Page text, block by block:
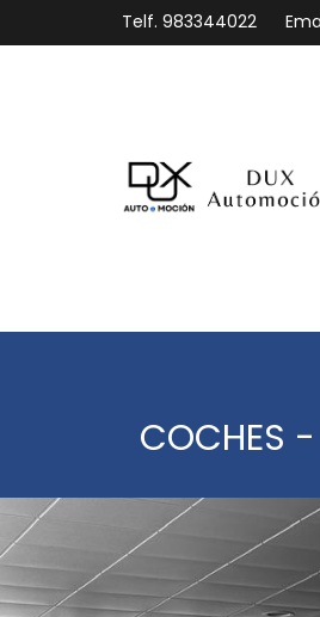
Telf. 983344022
COCHES